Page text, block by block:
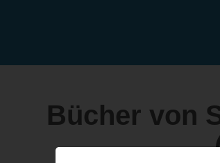
Bücher von